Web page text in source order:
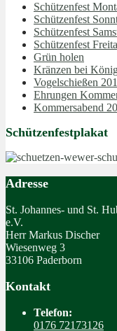
Schützenfest
Schützenfest
Schützenfest
Schützenfest
Grün holen
Kränzen bei
Vogelschießen
Ehrungen
Kommersabend
Schützenfestplakat
Adresse
St. Johannes- und St.
e.V.
Herr Markus Discher
Wiesenweg 3
33106 Paderborn
Kontakt
Telefon:
0176 72173126